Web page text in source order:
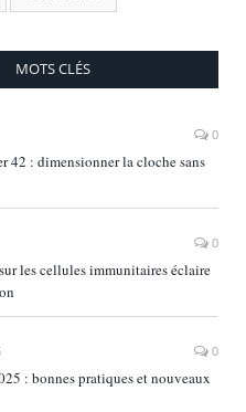
MOTS CLÉS
0
42 : dimensionner la cloche sans
0
les cellules immunitaires éclaire
0
: bonnes pratiques et nouveaux